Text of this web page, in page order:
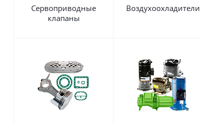
Сервоприводные
клапаны
Воздухоохладители